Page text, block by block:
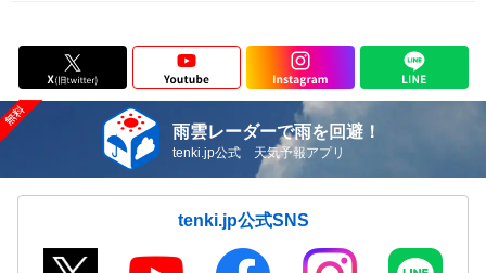
雨雲レーダーで雨を回避！
tenki.jp公式 天気予報アプリ
tenki.jp公式SNS